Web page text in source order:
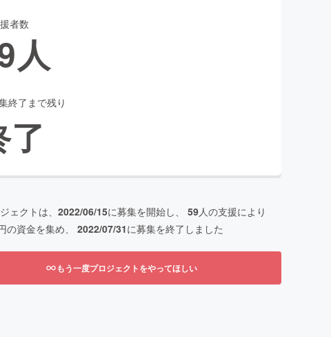
ケア
者数
人
終了まで残り
了
ェクトは、 2022/06/15に募集を開始し、 59人の支援により
の資金を集め、 2022/07/31に募集を終了しました
もう一度プロジェクトをやってほしい